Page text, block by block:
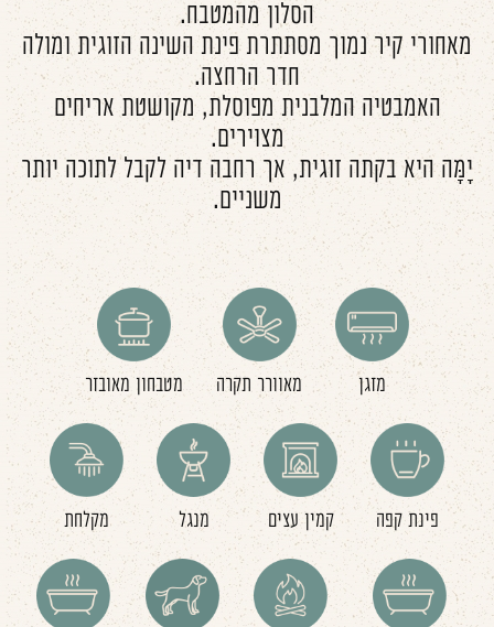
הסלון מהמטבח.
מאחורי קיר נמוך מסתתרת פינת השינה הזוגית ומולה
חדר הרחצה.
האמבטיה המלבנית מפוסלת, מקושטת אריחים
מצוירים.
יָמָּה היא בקתה זוגית, אך רחבה דיה לקבל לתוכה יותר
משניים.
מזגן מאוורר תקרה מטבחון מאובזר
פינת קפה קמין עצים מנגל מקלחת